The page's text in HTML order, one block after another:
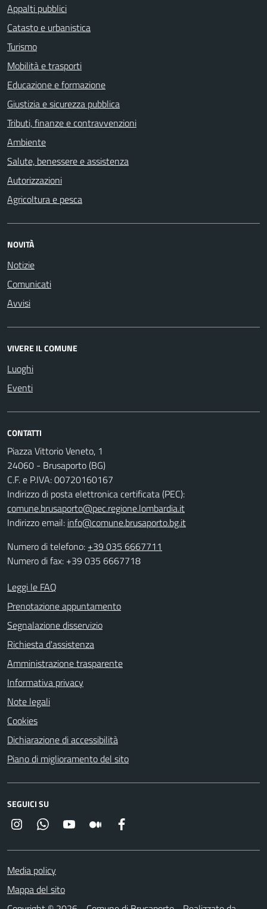
Appalti pubblici
Catasto e urbanistica
Turismo
Mobilità e trasporti
Educazione e formazione
Giustizia e sicurezza pubblica
Tributi, finanze e contravvenzioni
Ambiente
Salute, benessere e assistenza
Autorizzazioni
Agricoltura e pesca
NOVITÀ
Notizie
Comunicati
Avvisi
VIVERE IL COMUNE
Luoghi
Eventi
CONTATTI
Piazza Vittorio Veneto, 1
24060 - Brusaporto (BG)
C.F. e P.IVA: 00720160167
Indirizzo di posta elettronica certificata (PEC):
comune.brusaporto@pec.regione.lombardia.it
Indirizzo email: info@comune.brusaporto.bg.it
Numero di telefono: +39 035 6667711
Numero di fax: +39 035 6667718
Leggi le FAQ
Prenotazione appuntamento
Segnalazione disservizio
Richiesta d'assistenza
Amministrazione trasparente
Informativa privacy
Note legali
Cookies
Dichiarazione di accessibilità
Piano di miglioramento del sito
SEGUICI SU
InstagramWhatsappYouTube Medium
Media policy
Mappa del sito